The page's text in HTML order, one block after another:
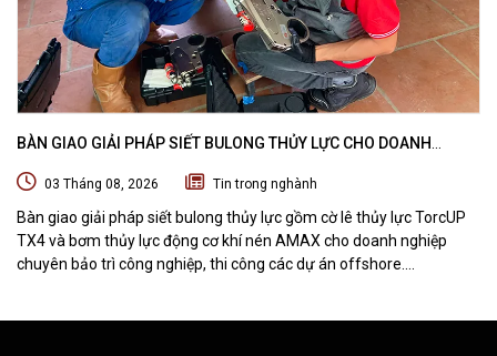
BÀN GIAO GIẢI PHÁP SIẾT BULONG THỦY LỰC CHO DOANH
03 Tháng 08, 2026 Tin trong nghành
Bàn giao giải pháp siết bulong thủy lực gồm cờ lê thủy lực TorcUP
TX4 và bơm thủy lực động cơ khí nén AMAX cho doanh nghiệp
chuyên bảo trì công nghiệp, thi công các dự án offshore.